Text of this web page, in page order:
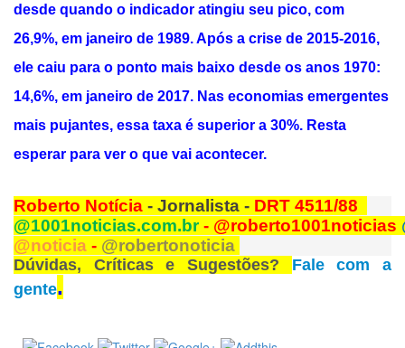
desde quando o indicador atingiu seu pico, com
26,9%, em janeiro de 1989. Após a crise de 2015-2016,
ele caiu para o ponto mais baixo desde os anos 1970:
14,6%, em janeiro de 2017. Nas economias emergentes
mais pujantes, essa taxa é superior a 30%. Resta
esperar para ver o que vai acontecer.
Roberto Notícia - Jornalista - DRT 4511/88
@1001noticias.com.br - @roberto1001noticias
@noticia - @robertonoticia
Dúvidas, Críticas e Sugestões? Fale com a
gente.